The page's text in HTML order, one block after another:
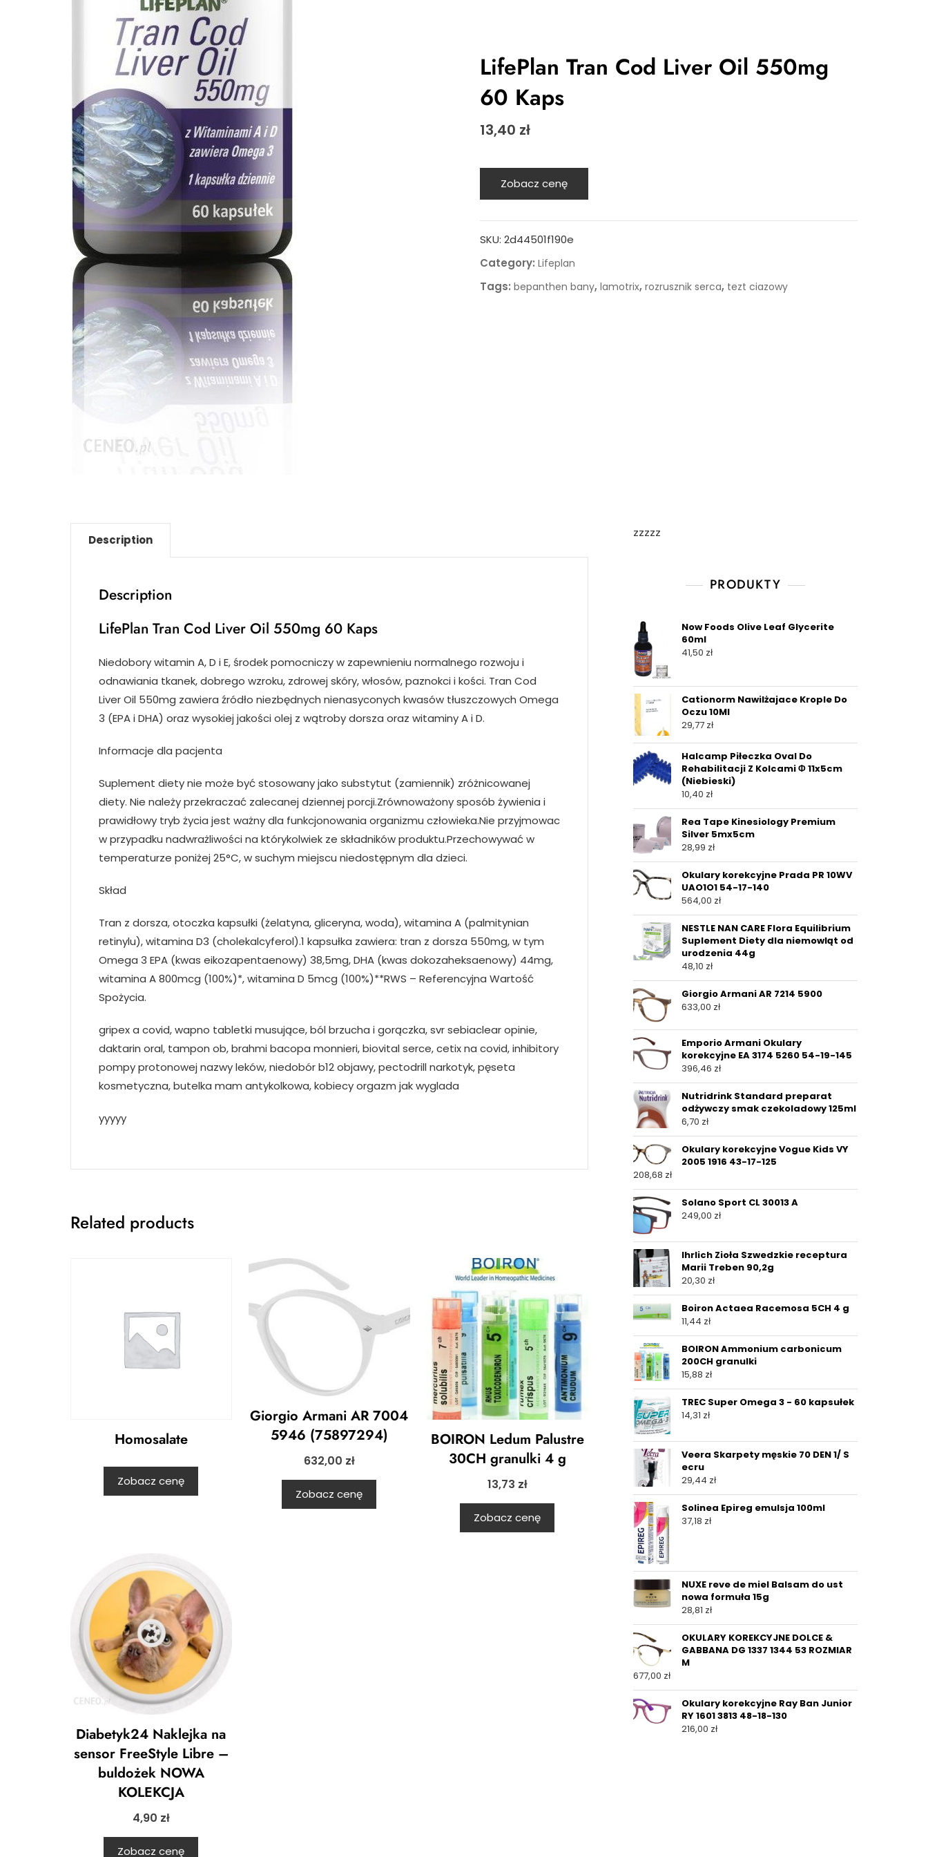
LifePlan Tran Cod Liver Oil 550mg
60 Kaps
13,40 zł
Zobacz cenę
SKU: 2d44501f190e
Category: Lifeplan
Tags: bepanthen bany, lamotrix, rozrusznik serca, tezt ciazowy
Description
Description
LifePlan Tran Cod Liver Oil 550mg 60 Kaps
Niedobory witamin A, D i E, środek pomocniczy w zapewnieniu normalnego rozwoju i
odnawiania tkanek, dobrego wzroku, zdrowej skóry, włosów, paznokci i kości. Tran Cod
Liver Oil 550mg zawiera źródło niezbędnych nienasyconych kwasów tłuszczowych Omega
3 (EPA i DHA) oraz wysokiej jakości olej z wątroby dorsza oraz witaminy A i D.
Informacje dla pacjenta
Suplement diety nie może być stosowany jako substytut (zamiennik) zróżnicowanej
diety. Nie należy przekraczać zalecanej dziennej porcji.Zrównoważony sposób żywienia i
prawidłowy tryb życia jest ważny dla funkcjonowania organizmu człowieka.Nie przyjmowac
w przypadku nadwrażliwości na którykolwiek ze składników produktu.Przechowywać w
temperaturze poniżej 25°C, w suchym miejscu niedostępnym dla dzieci.
Skład
Tran z dorsza, otoczka kapsułki (żelatyna, gliceryna, woda), witamina A (palmitynian
retinylu), witamina D3 (cholekalcyferol).1 kapsułka zawiera: tran z dorsza 550mg, w tym
Omega 3 EPA (kwas eikozapentaenowy) 38,5mg, DHA (kwas dokozaheksaenowy) 44mg,
witamina A 800mcg (100%)*, witamina D 5mcg (100%)**RWS – Referencyjna Wartość
Spożycia.
gripex a covid, wapno tabletki musujące, ból brzucha i gorączka, svr sebiaclear opinie,
daktarin oral, tampon ob, brahmi bacopa monnieri, biovital serce, cetix na covid, inhibitory
pompy protonowej nazwy leków, niedobór b12 objawy, pectodrill narkotyk, pęseta
kosmetyczna, butelka mam antykolkowa, kobiecy orgazm jak wyglada
yyyyy
Related products
Homosalate
Zobacz cenę
Giorgio Armani AR 7004
5946 (75897294)
632,00 zł
Zobacz cenę
BOIRON Ledum Palustre
30CH granulki 4 g
13,73 zł
Zobacz cenę
Diabetyk24 Naklejka na
sensor FreeStyle Libre –
buldożek NOWA
KOLEKCJA
4,90 zł
Zobacz cenę
zzzzz
PRODUKTY
Now Foods Olive Leaf Glycerite
60ml
41,50 zł
Cationorm Nawilżajace Krople Do
Oczu 10Ml
29,77 zł
Halcamp Piłeczka Oval Do
Rehabilitacji Z Kolcami Φ 11x5cm
(Niebieski)
10,40 zł
Rea Tape Kinesiology Premium
Silver 5mx5cm
28,99 zł
Okulary korekcyjne Prada PR 10WV
UAO1O1 54-17-140
564,00 zł
NESTLE NAN CARE Flora Equilibrium
Suplement Diety dla niemowląt od
urodzenia 44g
48,10 zł
Giorgio Armani AR 7214 5900
633,00 zł
Emporio Armani Okulary
korekcyjne EA 3174 5260 54-19-145
396,46 zł
Nutridrink Standard preparat
odżywczy smak czekoladowy 125ml
6,70 zł
Okulary korekcyjne Vogue Kids VY
2005 1916 43-17-125
208,68 zł
Solano Sport CL 30013 A
249,00 zł
Ihrlich Zioła Szwedzkie receptura
Marii Treben 90,2g
20,30 zł
Boiron Actaea Racemosa 5CH 4 g
11,44 zł
BOIRON Ammonium carbonicum
200CH granulki
15,88 zł
TREC Super Omega 3 - 60 kapsułek
14,31 zł
Veera Skarpety męskie 70 DEN 1/ S
ecru
29,44 zł
Solinea Epireg emulsja 100ml
37,18 zł
NUXE reve de miel Balsam do ust
nowa formuła 15g
28,81 zł
OKULARY KOREKCYJNE DOLCE &
GABBANA DG 1337 1344 53 ROZMIAR
M
677,00 zł
Okulary korekcyjne Ray Ban Junior
RY 1601 3813 48-18-130
216,00 zł